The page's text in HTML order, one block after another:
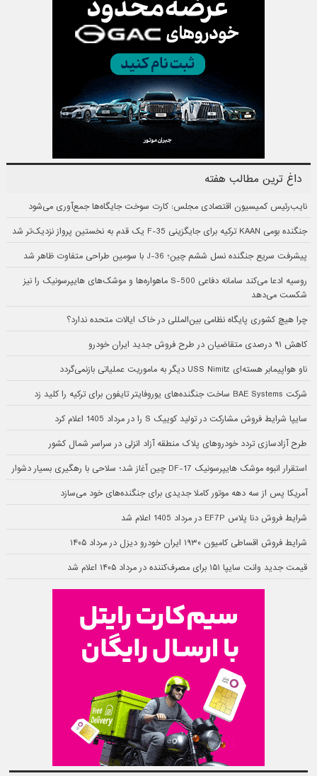
داغ ترین مطالب هفته
نایب‌رئیس کمیسیون اقتصادی مجلس: کارت سوخت جایگاه‌ها جمع‌آوری می‌شود
جنگنده بومی KAAN ترکیه برای جایگزینی F-35 یک قدم به نخستین پرواز نزدیک‌تر شد
پیشرفت سریع جنگنده نسل ششم چین؛ J-36 با سومین طراحی متفاوت ظاهر شد
روسیه ادعا می‌کند سامانه دفاعی S-500 ماهواره‌ها و موشک‌های هایپرسونیک را نیز
شکست می‌دهد
چرا هیچ کشوری پایگاه نظامی بین‌المللی در خاک ایالات متحده ندارد؟
کاهش ۹۱ درصدی متقاضیان در طرح فروش جدید ایران خودرو
ناو هواپیمابر هسته‌ای USS Nimitz دیگر به ماموریت عملیاتی بازنمی‌گردد
شرکت BAE Systems ساخت جنگنده‌های یوروفایتر تایفون برای ترکیه را کلید زد
سایپا شرایط فروش مشارکت در تولید کوییک S را در مرداد 1405 اعلام کرد
طرح آزادسازی تردد خودروهای پلاک منطقه آزاد انزلی در سراسر شمال کشور
استقرار انبوه موشک هایپرسونیک DF-17 چین آغاز شد؛ سلاحی با رهگیری بسیار دشوار
آمریکا پس از سه دهه موتور کاملا جدیدی برای جنگنده‌های خود می‌سازد
شرایط فروش دنا پلاس EF7P در مرداد 1405 اعلام شد
شرایط فروش اقساطی کامیون ۱۹۳۰ ایران خودرو دیزل در مرداد ۱۴۰۵
قیمت جدید وانت سایپا ۱۵۱ برای مصرف‌کننده در مرداد ۱۴۰۵ اعلام شد